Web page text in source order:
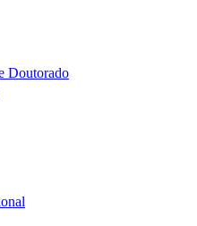
Doutorado